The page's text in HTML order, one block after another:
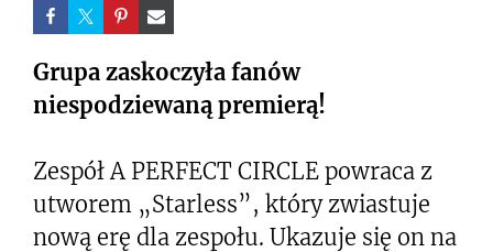
Grupa zaskoczyła fanów
niespodziewaną premierą!
Zespół A PERFECT CIRCLE powraca z
utworem „Starless”, który zwiastuje
nową erę dla zespołu. Ukazuje się on na